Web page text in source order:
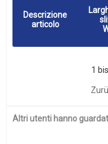
Descrizione
articolo
1
Altri utenti hanno